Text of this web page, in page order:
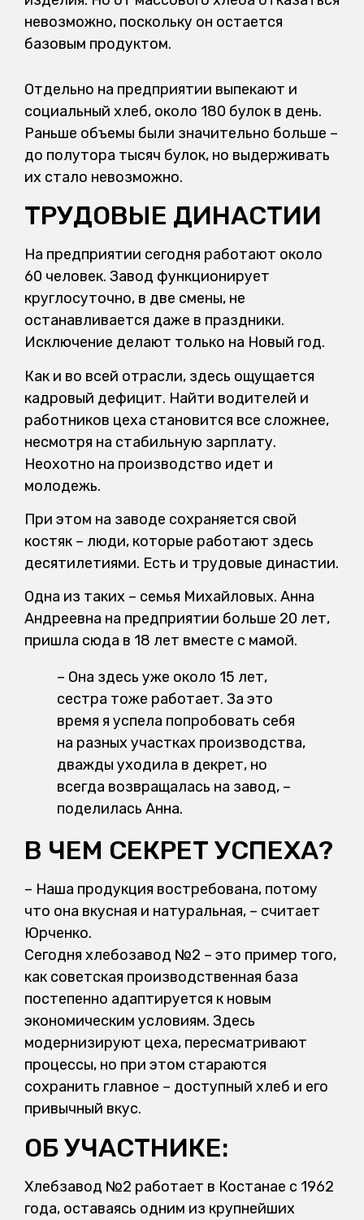
невозможно, поскольку он остается
базовым продуктом.
Отдельно на предприятии выпекают и
социальный хлеб, около 180 булок в день.
Раньше объемы были значительно больше –
до полутора тысяч булок, но выдерживать
их стало невозможно.
ТРУДОВЫЕ ДИНАСТИИ
На предприятии сегодня работают около
60 человек. Завод функционирует
круглосуточно, в две смены, не
останавливается даже в праздники.
Исключение делают только на Новый год.
Как и во всей отрасли, здесь ощущается
кадровый дефицит. Найти водителей и
работников цеха становится все сложнее,
несмотря на стабильную зарплату.
Неохотно на производство идет и
молодежь.
При этом на заводе сохраняется свой
костяк – люди, которые работают здесь
десятилетиями. Есть и трудовые династии.
Одна из таких – семья Михайловых. Анна
Андреевна на предприятии больше 20 лет,
пришла сюда в 18 лет вместе с мамой.
– Она здесь уже около 15 лет,
сестра тоже работает. За это
время я успела попробовать себя
на разных участках производства,
дважды уходила в декрет, но
всегда возвращалась на завод, –
поделилась Анна.
В ЧЕМ СЕКРЕТ УСПЕХА?
– Наша продукция востребована, потому
что она вкусная и натуральная, – считает
Юрченко.
Сегодня хлебозавод №2 – это пример того,
как советская производственная база
постепенно адаптируется к новым
экономическим условиям. Здесь
модернизируют цеха, пересматривают
процессы, но при этом стараются
сохранить главное – доступный хлеб и его
привычный вкус.
ОБ УЧАСТНИКЕ:
Хлебзавод №2 работает в Костанае с 1962
года, оставаясь одним из крупнейших